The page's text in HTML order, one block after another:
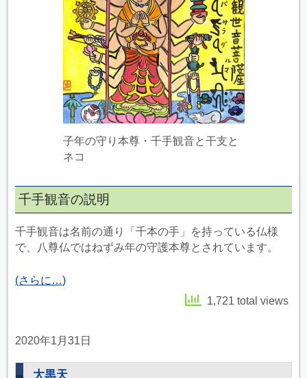
子年の守り本尊・千手観音と干支と
ネコ
千手観音の説明
千手観音は名前の通り「千本の手」を持っている仏様
で、八尊仏ではねずみ年の守護本尊とされています。
(さらに…)
1,721 total views
2020年1月31日
大黒天